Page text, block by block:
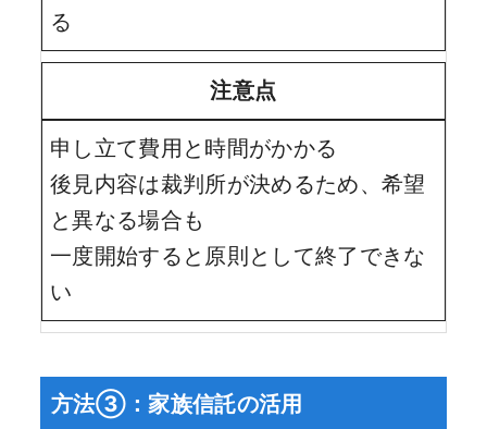
る
注意点
申し立て費用と時間がかかる
後見内容は裁判所が決めるため、希望
と異なる場合も
一度開始すると原則として終了できな
い
方法③：家族信託の活用